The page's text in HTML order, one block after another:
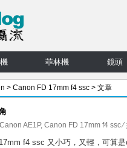
菲林機 鏡頭
> Canon FD 17mm f4 ssc > 文章
Canon AE1P, Canon FD 17mm f4 ssc⁄
f4 ssc 又小巧，又輕，可算